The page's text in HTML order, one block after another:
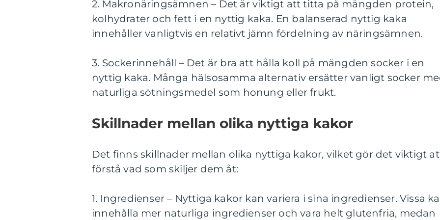
2. Makronäringsämnen – Det är viktigt att titta på mängden protein,
kolhydrater och fett i en nyttig kaka. En balanserad nyttig kaka
innehåller vanligtvis en relativt jämn fördelning av näringsämnen.
3. Sockerinnehåll – Det är bra att hålla koll på mängden socker i en
nyttig kaka. Många hälsosamma alternativ ersätter vanligt socker
naturliga sötningsmedel som honung eller frukt.
Skillnader mellan olika nyttiga kakor
Det finns skillnader mellan olika nyttiga kakor, vilket gör det viktigt
förstå vad som skiljer dem åt:
1. Ingredienser – Nyttiga kakor kan variera i sina ingredienser. Vissa
innehålla mer naturliga ingredienser och vara helt glutenfria, medan